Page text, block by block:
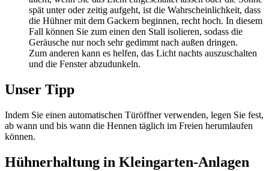
spät unter oder zeitig aufgeht, ist die Wahrscheinlichkeit, dass
die Hühner mit dem Gackern beginnen, recht hoch. In diesem
Fall können Sie zum einen den Stall isolieren, sodass die
Geräusche nur noch sehr gedimmt nach außen dringen.
Zum anderen kann es helfen, das Licht nachts auszuschalten
und die Fenster abzudunkeln.
Unser Tipp
Indem Sie einen automatischen Türöffner verwenden, legen Sie fest,
ab wann und bis wann die Hennen täglich im Freien herumlaufen
können.
Hühnerhaltung in Kleingarten-Anlagen